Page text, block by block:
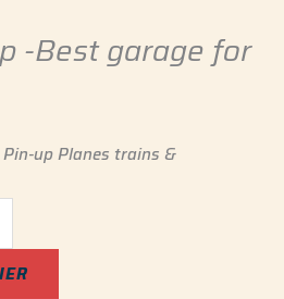
-Best garage for
up Planes trains &